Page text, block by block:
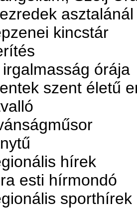
kincstár
órája
szent életű
hírek
esti hírmondó
sporthírek